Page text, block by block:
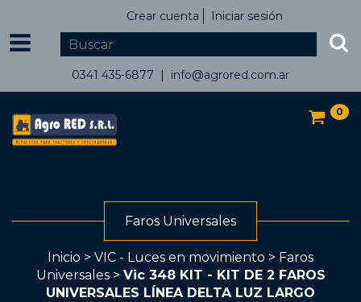
Crear cuenta Iniciar sesión
0341 435-6877 | info@agrored.com.ar
0
Faros Universales
Inicio > VIC - Luces en movimiento > Faros
Universales > Vic 348 KIT - KIT DE 2 FAROS
UNIVERSALES LÍNEA DELTA LUZ LARGO